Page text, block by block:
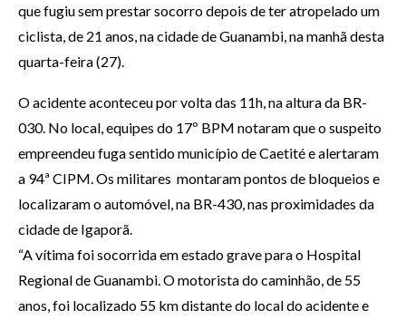
que fugiu sem prestar socorro depois de ter atropelado um
ciclista, de 21 anos, na cidade de Guanambi, na manhã desta
quarta-feira (27).
O acidente aconteceu por volta das 11h, na altura da BR-
030. No local, equipes do 17º BPM notaram que o suspeito
empreendeu fuga sentido município de Caetité e alertaram
a 94ª CIPM. Os militares montaram pontos de bloqueios e
localizaram o automóvel, na BR-430, nas proximidades da
cidade de Igaporã.
“A vítima foi socorrida em estado grave para o Hospital
Regional de Guanambi. O motorista do caminhão, de 55
anos, foi localizado 55 km distante do local do acidente e